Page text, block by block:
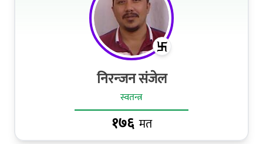
निरन्‍जन संजेल
स्वतन्त्र
१७६ मत